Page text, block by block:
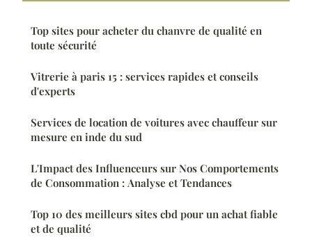
Top sites pour acheter du chanvre de qualité en
toute sécurité
Vitrerie à paris 15 : services rapides et conseils
d'experts
Services de location de voitures avec chauffeur sur
mesure en inde du sud
L'Impact des Influenceurs sur Nos Comportements
de Consommation : Analyse et Tendances
Top 10 des meilleurs sites cbd pour un achat fiable
et de qualité